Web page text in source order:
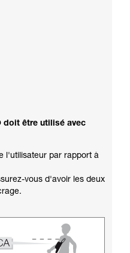
doit être utilisé avec
l'utilisateur par rapport à
vous d'avoir les deux